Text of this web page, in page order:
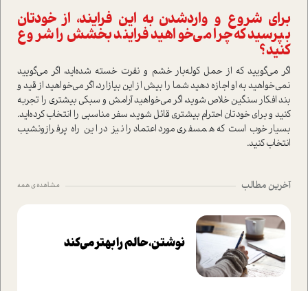
برای شروع و وارد‌شدن به این فرایند، از خودتان
بپرسید که چرا می‌خواهید فرایند بخشش را شروع
کنید؟
اگر می‌گویید که از حمل کوله‌بار خشم و نفرت خسته شده‌اید، اگر می‌گویید
نمی‌خواهید به او اجازه دهید شما را بیش از این بیازارد، اگر می‌خواهید از قید و
بند افکار سنگین خلاص شوید، اگر می‌خواهید آرامش و سبکی بیشتری را تجربه
کنید و برای خودتان احترام بیشتری قائل شوید، سفر مناسبی را انتخاب کرده‌اید.
بسیار خوب است که همسفری مورد‌اعتماد را نیز در این راه پر‌فراز‌و‌نشیب
انتخاب کنید.
آخرین مطالب مشاهده ی همه
نوشتن، حالم را بهتر می‌کند